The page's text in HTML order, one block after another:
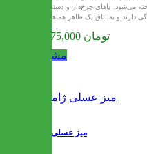
می‌شود. پاهای چرخ‌دار و دسته‌های
33,375,000 تومان
مشاهده
میز عسلی ژامک